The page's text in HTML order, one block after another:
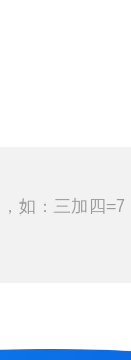
如：三加四=7